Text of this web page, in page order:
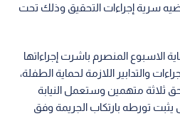
سرية إجراءات التحقيق وذلك تحت
الاسبوع المنصرم باشرت إجراءاتها
والتدابير اللازمة لحماية الطفلة،
ثلاثة متهمين وستعمل النيابة
تورطه بارتكاب الجريمة وفق